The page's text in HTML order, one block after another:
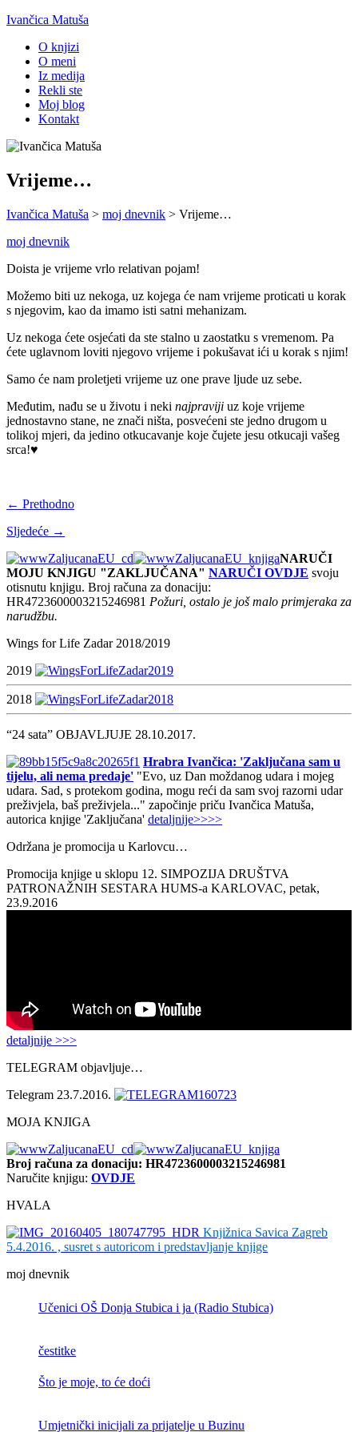
Ivančica Matuša
O knjizi
O meni
Iz medija
Rekli ste
Moj blog
Kontakt
Vrijeme…
Ivančica Matuša > moj dnevnik > Vrijeme…
moj dnevnik
Doista je vrijeme vrlo relativan pojam!
Možemo biti uz nekoga, uz kojega će nam vrijeme proticati u korak
s njegovim, kao da imamo isti satni mehanizam.
Uz nekoga ćete osjećati da ste stalno u zaostatku s vremenom. Pa
ćete uglavnom loviti njegovo vrijeme i pokušavat ići u korak s njim!
Samo će nam proletjeti vrijeme uz one prave ljude uz sebe.
Međutim, nađu se u životu i neki najpraviji uz koje vrijeme
jednostavno stane, ne znači ništa, posvećeni ste jedno drugom u
tolikoj mjeri, da jedino otkucavanje koje čujete jesu otkucaji vašeg
srca!♥
← Prethodno
Sljedeće →
NARUČI
MOJU KNJIGU "ZAKLJUČANA" NARUČI OVDJE svoju
otisnutu knjigu. Broj računa za donaciju:
HR4723600003215246981 Požuri, ostalo je još malo primjeraka za
narudžbu.
Wings for Life Zadar 2018/2019
2019
2018
“24 sata” OBJAVLJUJE 28.10.2017.
Hrabra Ivančica: 'Zaključana sam u
tijelu, ali nema predaje' "Evo, uz Dan moždanog udara i mojeg
udara. Sad, s protekom godina, mogu reći da sam svoj razorni udar
preživjela, baš preživjela..." započinje priču Ivančica Matuša,
autorica knjige 'Zaključana' detaljnije>>>>
Održana je promocija u Karlovcu…
Promocija knjige u sklopu 12. SIMPOZIJA DRUŠTVA
PATRONAŽNIH SESTARA HUMS-a KARLOVAC, petak,
23.9.2016
detaljnije >>>
TELEGRAM objavljuje…
Telegram 23.7.2016.
MOJA KNJIGA
Broj računa za donaciju: HR4723600003215246981
Naručite knjigu: OVDJE
HVALA
Knjižnica Savica Zagreb
5.4.2016. , susret s autoricom i predstavljanje knjige
moj dnevnik
Učenici OŠ Donja Stubica i ja (Radio Stubica)
čestitke
Što je moje, to će doći
Umjetnički inicijali za prijatelje u Buzinu